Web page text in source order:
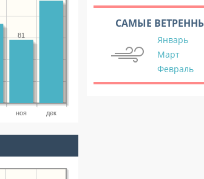
ноя дек
81
САМЫЕ
Январь
Март
Февраль